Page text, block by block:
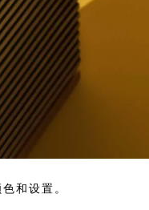
和设置。